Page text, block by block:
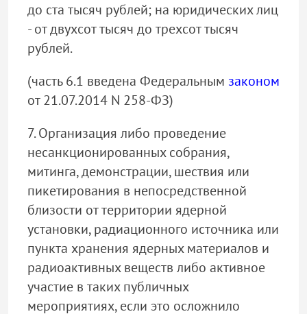
до ста тысяч рублей; на юридических лиц
- от двухсот тысяч до трехсот тысяч
рублей.
(часть 6.1 введена Федеральным законом
от 21.07.2014 N 258-ФЗ)
7. Организация либо проведение
несанкционированных собрания,
митинга, демонстрации, шествия или
пикетирования в непосредственной
близости от территории ядерной
установки, радиационного источника или
пункта хранения ядерных материалов и
радиоактивных веществ либо активное
участие в таких публичных
мероприятиях, если это осложнило